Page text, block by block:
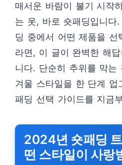
매서운 바람이 불기 시작
는 옷, 바로 숏패딩입니다
딩 중에서 어떤 제품을 선
라면, 이 글이 완벽한 해
니다. 단순히 추위를 막는
겨울 스타일을 한 단계 업
패딩 선택 가이드를 지금
2024년 숏패딩
떤 스타일이 사랑